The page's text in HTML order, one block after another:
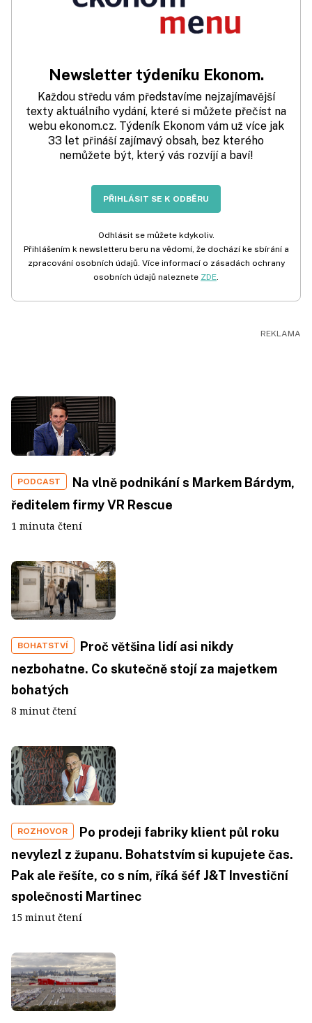
Newsletter týdeníku Ekonom.
Každou středu vám představíme nejzajímavější
texty aktuálního vydání, které si můžete přečíst na
webu ekonom.cz. Týdeník Ekonom vám už více jak
33 let přináší zajímavý obsah, bez kterého
nemůžete být, který vás rozvíjí a baví!
PŘIHLÁSIT SE K ODBĚRU
Odhlásit se můžete kdykoliv.
Přihlášením k newsletteru beru na vědomí, že dochází ke sbírání a
zpracování osobních údajů. Více informací o zásadách ochrany
osobních údajů naleznete ZDE.
PODCAST
Na vlně podnikání s Markem Bárdym,
ředitelem firmy VR Rescue
1 minuta čtení
BOHATSTVÍ
Proč většina lidí asi nikdy
nezbohatne. Co skutečně stojí za majetkem
bohatých
8 minut čtení
ROZHOVOR
Po prodeji fabriky klient půl roku
nevylezl z županu. Bohatstvím si kupujete čas.
Pak ale řešíte, co s ním, říká šéf J&T Investiční
společnosti Martinec
15 minut čtení